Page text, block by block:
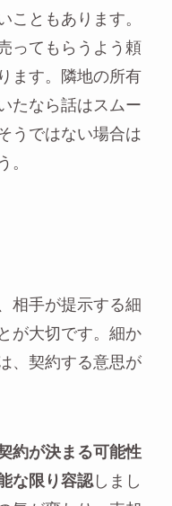
こともあります。
ってもらうよう頼
ます。隣地の所有
たなら話はスムー
うではない場合は
。
相手が提示する細
が大切です。細か
、契約する意思が
約が決まる可能性
な限り容認しまし